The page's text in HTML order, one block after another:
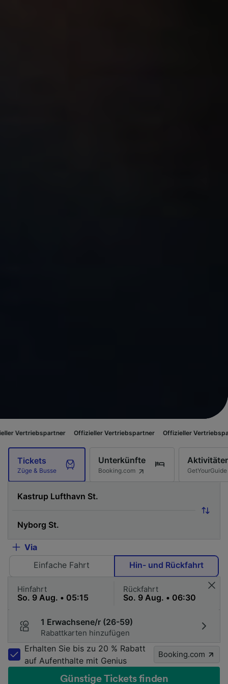
Offizieller Vertriebspartner Offizieller Vertriebspartner
Tickets
Züge & Busse
Unterkünfte
Booking.com GetYourGuide
Via
Einfache Fahrt
Hin- und Rückfahrt
Hinfahrt Rückfahrt
1 Erwachsene/r (26-59)
Rabattkarten hinzufügen
Erhalten Sie bis zu 20 % Rabatt
auf Aufenthalte mit Genius
Booking.com
Günstige Tickets finden